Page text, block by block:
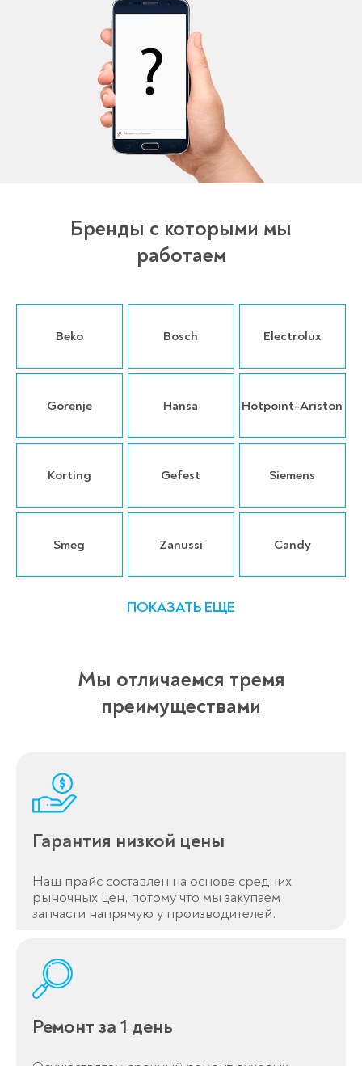
Бренды с которыми мы
работаем
Beko Bosch Electrolux
Gorenje Hansa Hotpoint-Ariston
Korting Gefest Siemens
Smeg Zanussi Candy
ПОКАЗАТЬ ЕЩЕ
Мы отличаемся тремя
преимуществами
Гарантия низкой цены
Наш прайс составлен на основе средних
рыночных цен, потому что мы закупаем
запчасти напрямую у производителей.
Ремонт за 1 день